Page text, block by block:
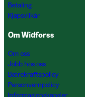
Betaling
Kjøpsvilkår
Om Widforss
Om oss
Jobb hos oss
Bærekraftspolicy
Personvernpolicy
Informasjonskapsler